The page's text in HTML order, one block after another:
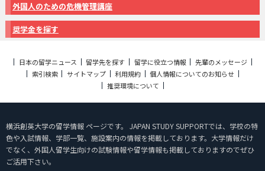
外国人のための危機管理講座
奨学金を探す
日本の留学ニュース 留学先を探す 留学に役立つ情報
先輩のメッセージ
索引検索
サイトマップ 利用規約
個人情報についてのお知らせ
推奨環境について
横浜創英大学の留学情報 ページです。 JAPAN STUDY SUPPORTでは、学校の特
色や入試情報、学部一覧、施設案内の情報を掲載しております。大学情報だけ
でなく、外国人留学生向けの試験情報や留学情報も掲載しておりますのでぜひ
ご活用下さい。